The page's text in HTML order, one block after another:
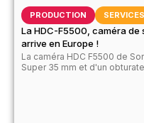
PRODUCTION SERVICES
La HDC-F5500, caméra de
arrive en Europe !
La caméra HDC F5500 de
Super 35 mm et d'un